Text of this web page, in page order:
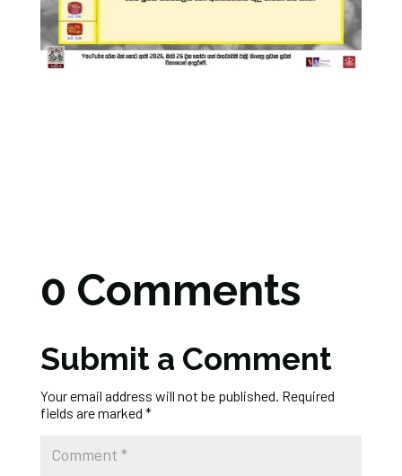
0 Comments
Submit a Comment
Your email address will not be published. Required
fields are marked *